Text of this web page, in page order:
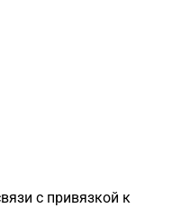
с привязкой к